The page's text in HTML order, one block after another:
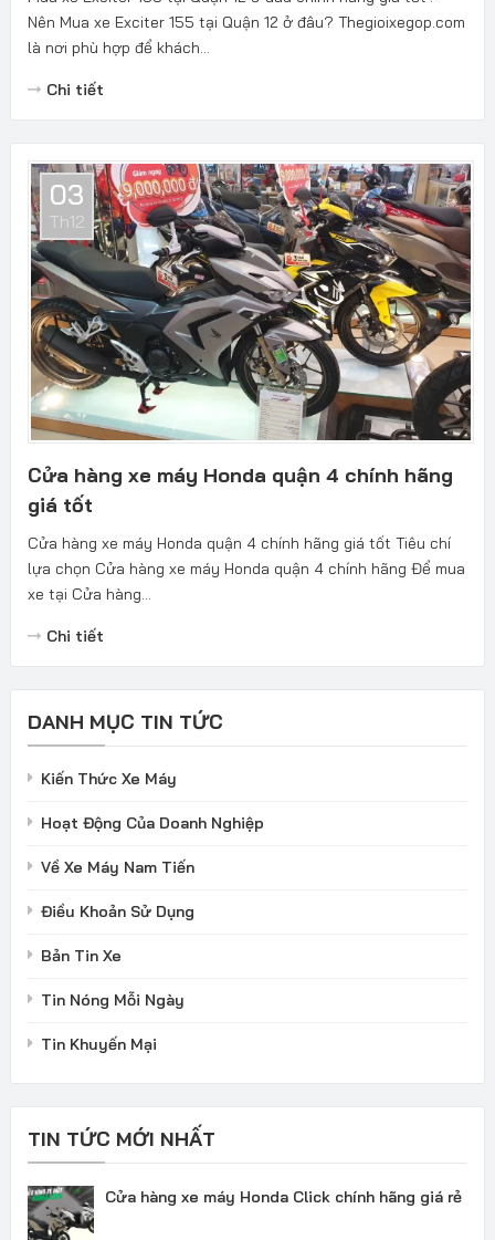
Nên Mua xe Exciter 155 tại Quận 12 ở đâu? Thegioixegop.com
là nơi phù hợp để khách...
Chi tiết
03
Th12
Cửa hàng xe máy Honda quận 4 chính hãng
giá tốt
Cửa hàng xe máy Honda quận 4 chính hãng giá tốt Tiêu chí
lựa chọn Cửa hàng xe máy Honda quận 4 chính hãng Để mua
xe tại Cửa hàng...
Chi tiết
DANH MỤC TIN TỨC
Kiến Thức Xe Máy
Hoạt Động Của Doanh Nghiệp
Về Xe Máy Nam Tiến
Điều Khoản Sử Dụng
Bản Tin Xe
Tin Nóng Mỗi Ngày
Tin Khuyến Mại
TIN TỨC MỚI NHẤT
Cửa hàng xe máy Honda Click chính hãng giá rẻ